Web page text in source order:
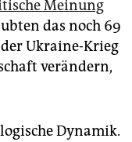
Meinung
das noch 69
Ukraine-Krieg
verändern,
Dynamik.